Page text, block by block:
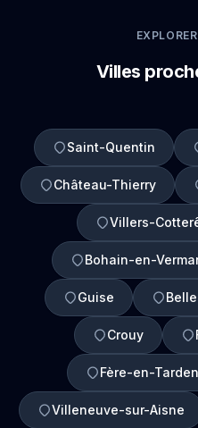
Villes
Saint-Quentin
Château-Thierry
Villers-
Bohain-en-
Guise
Crouy
Fère-en-
Villeneuve-sur-Aisne